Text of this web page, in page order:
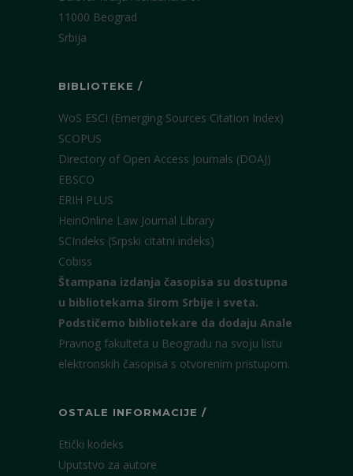
11000 Beograd
Srbija
BIBLIOTEKE /
WoS ESCI (Emerging Sources Citation Index)
SCOPUS
Directory of Open Access Journals (DOAJ)
EBSCO
ERIH PLUS
HeinOnline Law Journal Library
SCIndeks (Srpski citatni indeks)
Cobiss
Štampana izdanja časopisa su dostupna
u bibliotekama širom Srbije i sveta.
Podstičemo bibliotekare da dodaju Anale
Pravnog fakulteta u Beogradu na svoju listu
elektronskih časopisa s otvorenim pristupom.
OSTALE INFORMACIJE /
Etički kodeks
Uputstvo za autore